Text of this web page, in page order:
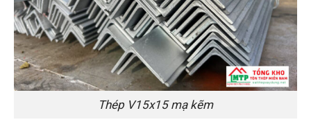
Thép V15x15 mạ kẽm